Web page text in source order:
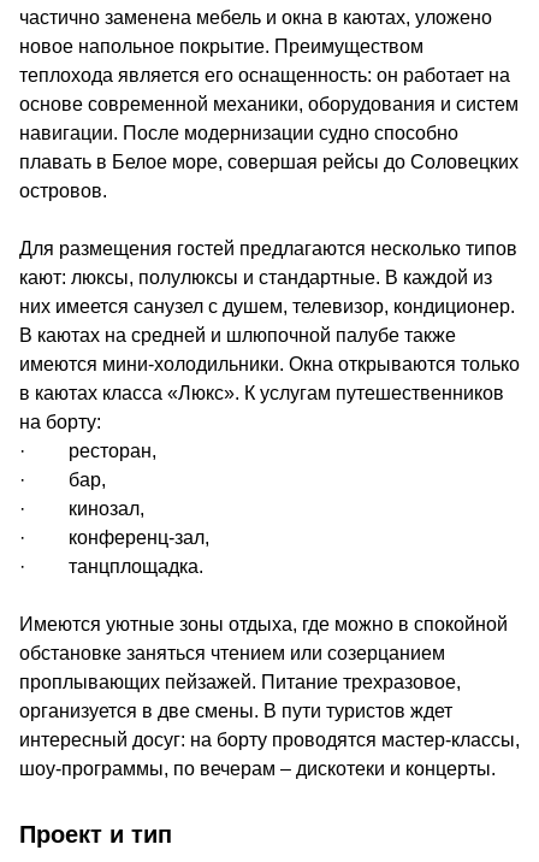
частично заменена мебель и окна в каютах, уложено
новое напольное покрытие. Преимуществом
теплохода является его оснащенность: он работает на
основе современной механики, оборудования и систем
навигации. После модернизации судно способно
плавать в Белое море, совершая рейсы до Соловецких
островов.
Для размещения гостей предлагаются несколько типов
кают: люксы, полулюксы и стандартные. В каждой из
них имеется санузел с душем, телевизор, кондиционер.
В каютах на средней и шлюпочной палубе также
имеются мини-холодильники. Окна открываются только
в каютах класса «Люкс». К услугам путешественников
на борту:
· ресторан,
· бар,
· кинозал,
· конференц-зал,
· танцплощадка.
Имеются уютные зоны отдыха, где можно в спокойной
обстановке заняться чтением или созерцанием
проплывающих пейзажей. Питание трехразовое,
организуется в две смены. В пути туристов ждет
интересный досуг: на борту проводятся мастер-классы,
шоу-программы, по вечерам – дискотеки и концерты.
Проект и тип